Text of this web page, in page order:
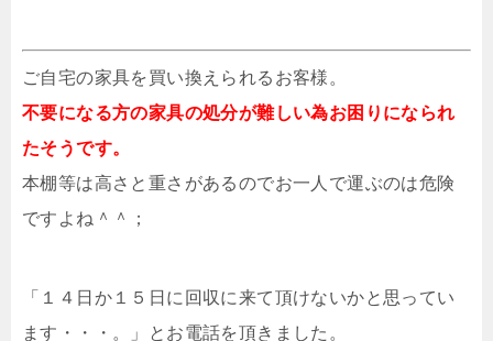
ご自宅の家具を買い換えられるお客様。
不要になる方の家具の処分が難しい為お困りになられ
たそうです。
本棚等は高さと重さがあるのでお一人で運ぶのは危険
ですよね＾＾；
「１４日か１５日に回収に来て頂けないかと思ってい
ます・・・。」とお電話を頂きました。